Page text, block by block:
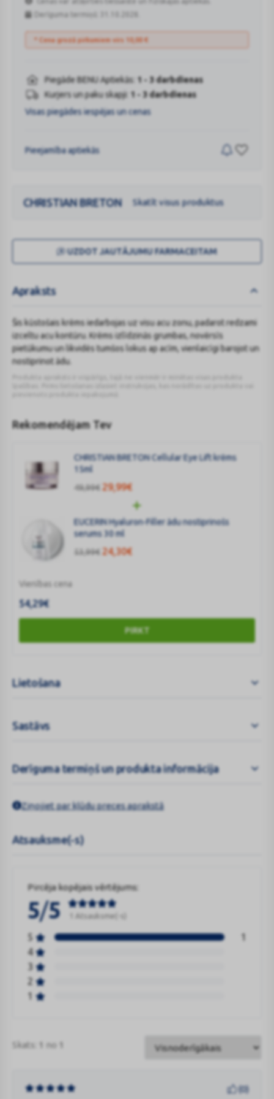
Derīguma termiņš: 31.10.2028.
* Cena grozā pirkumiem virs 10,00 €
Piegāde BENU Aptiekās: 1 - 3 darbdienas
Kurjers un paku skapji: 1 - 3 darbdienas
Visas piegādes iespējas un cenas
Pieejamība aptiekās
CHRISTIAN BRETON Skatīt visus produktus
UZDOT JAUTĀJUMU FARMACEITAM
Apraksts
Šis kūstošais krēms iedarbojas uz visu acu zonu, padarot redzami
izceltu acu kontūru. Krēms izlīdzinās grumbas, novērsīs
pietūkumu un likvidēs tumšos lokus ap acīm, vienlaicīgi barojot un
nostiprinot ādu.
Rekomendējam Tev
CHRISTIAN BRETON Cellular Eye Lift krēms
15ml
49,99€ 29,99€
EUCERIN Hyaluron-Filler ādu nostiprinošs
serums 30 ml
53,99€ 24,30€
Vienības cena
54,29€
PIRKT
Lietošana
Sastāvs
Derīguma termiņš un produkta informācija
Ziņojiet par kļūdu preces aprakstā
Atsauksme(-s)
Pircēja kopējais vērtējums:
5/5 1 Atsauksme(-s)
5
1
4
3
2
1
Skats: no
(0)